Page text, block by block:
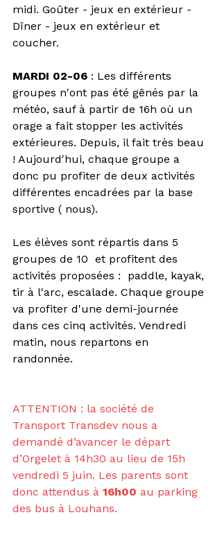
midi. Goûter - jeux en extérieur -
Dîner - jeux en extérieur et
coucher.
MARDI 02-06 : Les différents
groupes n'ont pas été gênés par la
météo, sauf à partir de 16h où un
orage a fait stopper les activités
extérieures. Depuis, il fait très beau
! Aujourd'hui, chaque groupe a
donc pu profiter de deux activités
différentes encadrées par la base
sportive ( nous).
Les élèves sont répartis dans 5
groupes de 10  et profitent des
activités proposées :  paddle, kayak,
tir à l'arc, escalade. Chaque groupe
va profiter d'une demi-journée
dans ces cinq activités. Vendredi
matin, nous repartons en
randonnée.
ATTENTION : la société de
Transport Transdev nous a
demandé d’avancer le départ
d’Orgelet à 14h30 au lieu de 15h
vendredi 5 juin. Les parents sont
donc attendus à 16h00 au parking
des bus à Louhans.